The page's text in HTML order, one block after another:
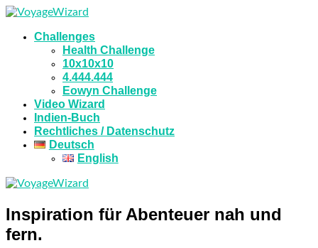
Challenges
Health Challenge
10x10x10
4.444.444
Eowyn Challenge
Video Wizard
Indien-Buch
Rechtliches / Datenschutz
Deutsch
English
Inspiration für Abenteuer nah und
fern.